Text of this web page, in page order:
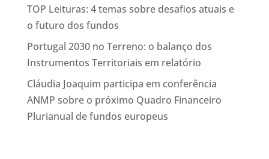
TOP Leituras: 4 temas sobre desafios atuais e
o futuro dos fundos
Portugal 2030 no Terreno: o balanço dos
Instrumentos Territoriais em relatório
Cláudia Joaquim participa em conferência
ANMP sobre o próximo Quadro Financeiro
Plurianual de fundos europeus